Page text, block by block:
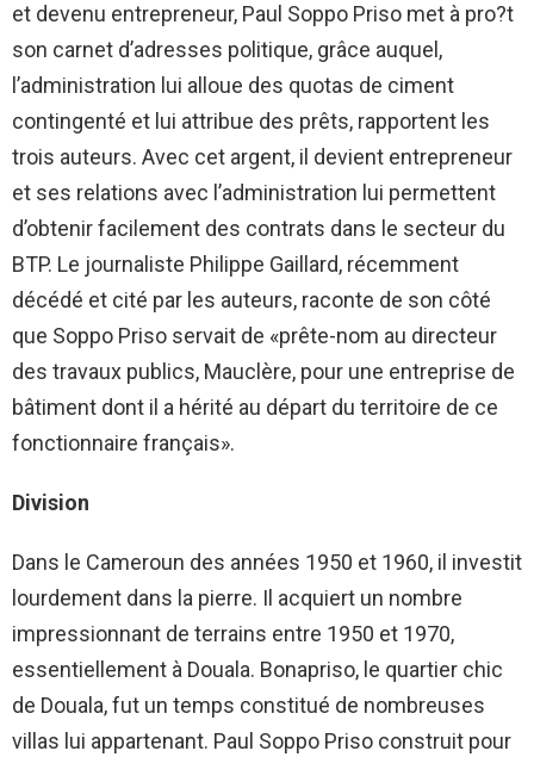
et devenu entrepreneur, Paul Soppo Priso met à pro?t
son carnet d’adresses politique, grâce auquel,
l’administration lui alloue des quotas de ciment
contingenté et lui attribue des prêts, rapportent les
trois auteurs. Avec cet argent, il devient entrepreneur
et ses relations avec l’administration lui permettent
d’obtenir facilement des contrats dans le secteur du
BTP. Le journaliste Philippe Gaillard, récemment
décédé et cité par les auteurs, raconte de son côté
que Soppo Priso servait de «prête-nom au directeur
des travaux publics, Mauclère, pour une entreprise de
bâtiment dont il a hérité au départ du territoire de ce
fonctionnaire français».
Division
Dans le Cameroun des années 1950 et 1960, il investit
lourdement dans la pierre. Il acquiert un nombre
impressionnant de terrains entre 1950 et 1970,
essentiellement à Douala. Bonapriso, le quartier chic
de Douala, fut un temps constitué de nombreuses
villas lui appartenant. Paul Soppo Priso construit pour